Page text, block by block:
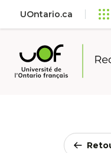
principal
UOntario.ca
Université